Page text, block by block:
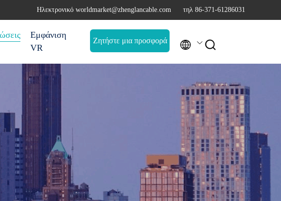
Ηλεκτρονικό worldmarket@zhenglancable.com τηλ 86-371-61286031
Εμφάνιση
VR
Ζητήστε μια προσφορά  